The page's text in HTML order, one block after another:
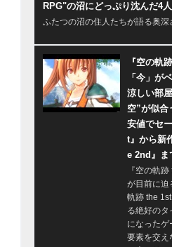
RPG"の沼にどっぷり沈んだ4
ふたつの沼の住人たちが語る奥深
『空の軌
「今」が
涼しい部
空”が似
安値でセ
t』から新
e 2nd』ま
『空の軌
が目前に迫
軌跡 the
る絶好のタ
になったゲ
要素を交え